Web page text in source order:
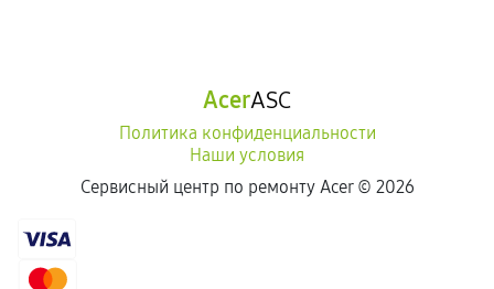
AcerASC
Политика конфиденциальности
Наши условия
Сервисный центр по ремонту Acer © 2026